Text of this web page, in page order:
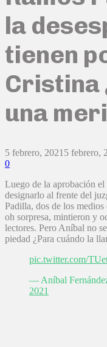
la
tienen
Cristina
una
5 febrero, 2021 5 febrero,
0
Luego de la aprobación
designarlo al frente del
Padilla, dos de los
oh sorpresa, mintieron y
lectores. Pero Aníbal no
piedad ¿Para cuándo la
pic.twitter.com/
— Aníbal
2021